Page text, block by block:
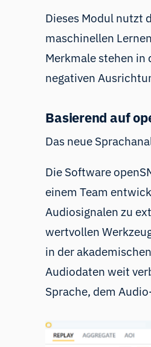
Dieses Modul nutzt
maschinellen
Merkmale stehen in
negativen
Basierend auf
Das neue
Die Software
einem Team
Audiosignalen zu
wertvollen
in der
Audiodaten weit
Sprache, dem